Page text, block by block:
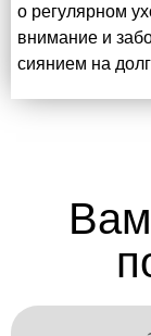
о регулярном
внимание и
сиянием на